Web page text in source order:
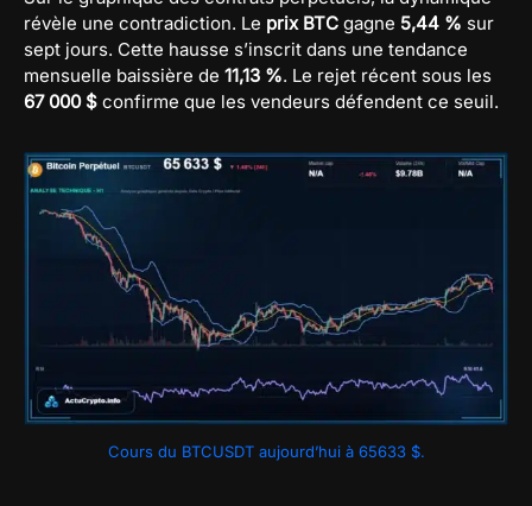
révèle une contradiction. Le prix BTC gagne 5,44 % sur
sept jours. Cette hausse s’inscrit dans une tendance
mensuelle baissière de 11,13 %. Le rejet récent sous les
67 000 $ confirme que les vendeurs défendent ce seuil.
Cours du BTCUSDT aujourd’hui à 65633 $.